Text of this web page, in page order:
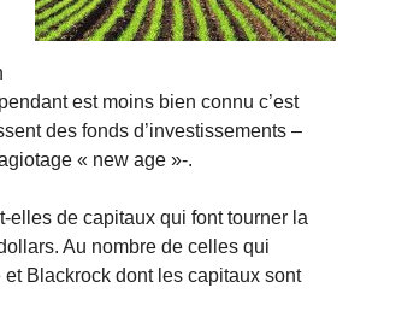
est moins bien connu c’est
des fonds d’investissements –
« new age »-.
de capitaux qui font tourner la
Au nombre de celles qui
Blackrock dont les capitaux sont